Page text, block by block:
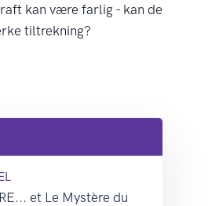
kan være farlig - kan de
tiltrekning?
et Le Mystère du